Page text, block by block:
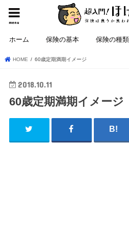
menu
ホーム 保険の基本 保険の種類
HOME 60歳定期満期イメージ
2018.10.11
60歳定期満期イメージ